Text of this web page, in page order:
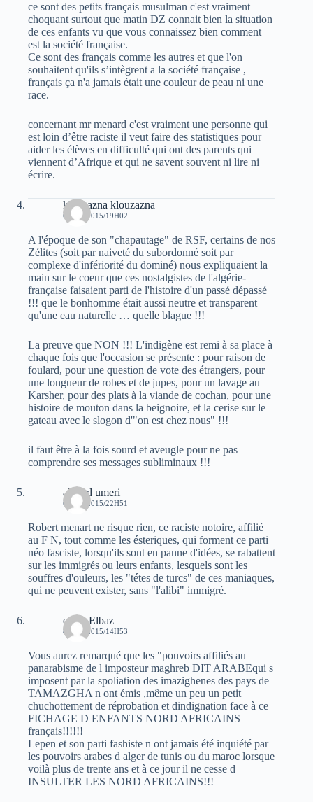
ce sont des petits français musulman c'est vraiment
choquant surtout que matin DZ connait bien la situation
de ces enfants vu que vous connaissez bien comment
est la société française.
Ce sont des français comme les autres et que l'on
souhaitent qu'ils s’intègrent a la société française ,
français ça n'a jamais était une couleur de peau ni une
race.
concernant mr menard c'est vraiment une personne qui
est loin d’être raciste il veut faire des statistiques pour
aider les élèves en difficulté qui ont des parents qui
viennent d’Afrique et qui ne savent souvent ni lire ni
écrire.
klouzazna klouzazna
6 MAI 2015/19H02
A l'époque de son "chapautage" de RSF, certains de nos
Zélites (soit par naiveté du subordonné soit par
complexe d'infériorité du dominé) nous expliquaient la
main sur le coeur que ces nostalgistes de l'algérie-
française faisaient parti de l'histoire d'un passé dépassé
!!! que le bonhomme était aussi neutre et transparent
qu'une eau naturelle … quelle blague !!!
La preuve que NON !!! L'indigène est remi à sa place à
chaque fois que l'occasion se présente : pour raison de
foulard, pour une question de vote des étrangers, pour
une longueur de robes et de jupes, pour un lavage au
Karsher, pour des plats à la viande de cochan, pour une
histoire de mouton dans la beignoire, et la cerise sur le
gateau avec le slogon d'"on est chez nous" !!!
il faut être à la fois sourd et aveugle pour ne pas
comprendre ses messages subliminaux !!!
ahmed umeri
6 MAI 2015/22H51
Robert menart ne risque rien, ce raciste notoire, affilié
au F N, tout comme les ésteriques, qui forment ce parti
néo fasciste, lorsqu'ils sont en panne d'idées, se rabattent
sur les immigrés ou leurs enfants, lesquels sont les
souffres d'ouleurs, les "tétes de turcs" de ces maniaques,
qui ne peuvent exister, sans "l'alibi" immigré.
elvez Elbaz
8 MAI 2015/14H53
Vous aurez remarqué que les "pouvoirs affiliés au
panarabisme de l imposteur maghreb DIT ARABEqui s
imposent par la spoliation des imazighenes des pays de
TAMAZGHA n ont émis ,même un peu un petit
chuchottement de réprobation et dindignation face à ce
FICHAGE D ENFANTS NORD AFRICAINS
français!!!!!!
Lepen et son parti fashiste n ont jamais été inquiété par
les pouvoirs arabes d alger de tunis ou du maroc lorsque
voilà plus de trente ans et à ce jour il ne cesse d
INSULTER LES NORD AFRICAINS!!!